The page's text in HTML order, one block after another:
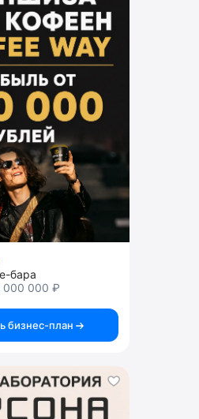
бара
000 000 ₽
бизнес-план